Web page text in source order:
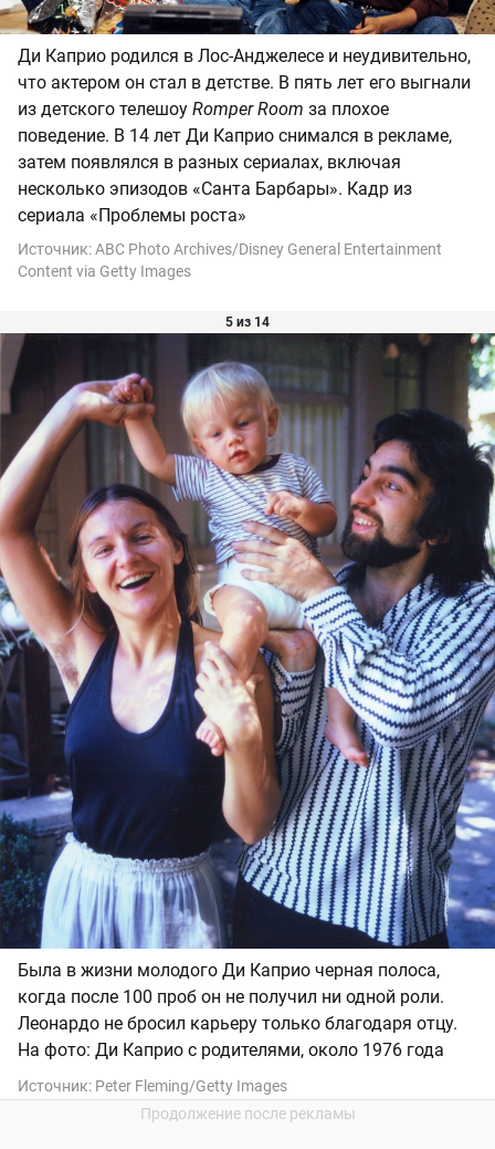
Ди Каприо родился в Лос-Анджелесе и неудивительно,
что актером он стал в детстве. В пять лет его выгнали
из детского телешоу Romper Room за плохое
поведение. В 14 лет Ди Каприо снимался в рекламе,
затем появлялся в разных сериалах, включая
несколько эпизодов «Санта Барбары». Кадр из
сериала «Проблемы роста»
Источник:ABC Photo Archives/Disney General Entertainment
Content via Getty Images
5 из 14
Была в жизни молодого Ди Каприо черная полоса,
когда после 100 проб он не получил ни одной роли.
Леонардо не бросил карьеру только благодаря отцу.
На фото: Ди Каприо с родителями, около 1976 года
Источник: Peter Fleming/Getty Images